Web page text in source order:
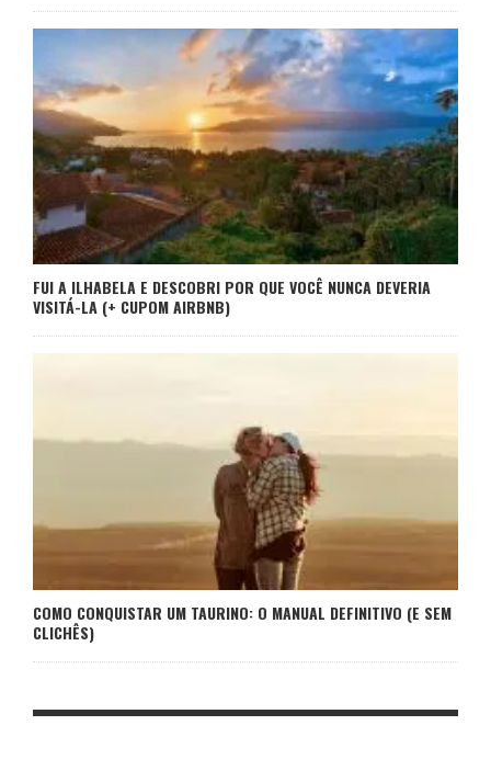
FUI A ILHABELA E DESCOBRI POR QUE VOCÊ NUNCA DEVERIA
VISITÁ-LA (+ CUPOM AIRBNB)
COMO CONQUISTAR UM TAURINO: O MANUAL DEFINITIVO (E SEM
CLICHÊS)